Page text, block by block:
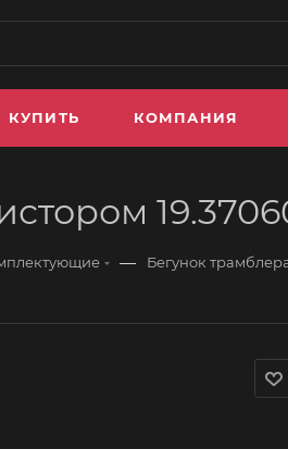
КУПИТЬ КОМПАНИЯ
— Бегунок